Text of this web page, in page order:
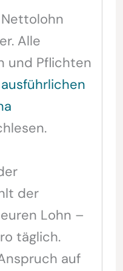
Alle
und Pflichten
der
Lohn –
täglich.
auf